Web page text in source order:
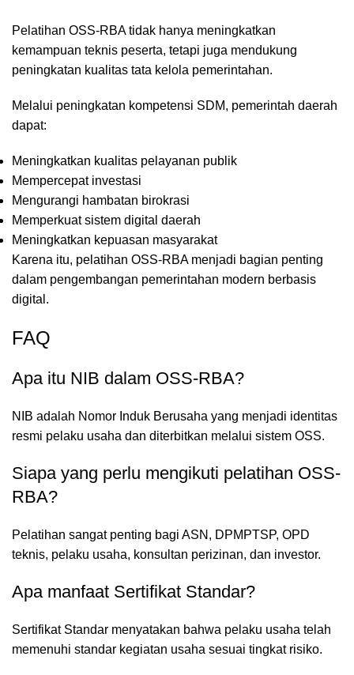
Pelatihan OSS-RBA tidak hanya meningkatkan
kemampuan teknis peserta, tetapi juga mendukung
peningkatan kualitas tata kelola pemerintahan.
Melalui peningkatan kompetensi SDM, pemerintah daerah
dapat:
Meningkatkan kualitas pelayanan publik
Mempercepat investasi
Mengurangi hambatan birokrasi
Memperkuat sistem digital daerah
Meningkatkan kepuasan masyarakat
Karena itu, pelatihan OSS-RBA menjadi bagian penting
dalam pengembangan pemerintahan modern berbasis
digital.
FAQ
Apa itu NIB dalam OSS-RBA?
NIB adalah Nomor Induk Berusaha yang menjadi identitas
resmi pelaku usaha dan diterbitkan melalui sistem OSS.
Siapa yang perlu mengikuti pelatihan OSS-
RBA?
Pelatihan sangat penting bagi ASN, DPMPTSP, OPD
teknis, pelaku usaha, konsultan perizinan, dan investor.
Apa manfaat Sertifikat Standar?
Sertifikat Standar menyatakan bahwa pelaku usaha telah
memenuhi standar kegiatan usaha sesuai tingkat risiko.